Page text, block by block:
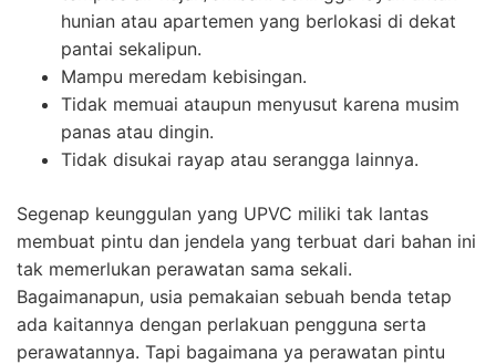
hunian atau apartemen yang berlokasi di dekat
pantai sekalipun.
Mampu meredam kebisingan.
Tidak memuai ataupun menyusut karena musim
panas atau dingin.
Tidak disukai rayap atau serangga lainnya.
Segenap keunggulan yang UPVC miliki tak lantas
membuat pintu dan jendela yang terbuat dari bahan ini
tak memerlukan perawatan sama sekali.
Bagaimanapun, usia pemakaian sebuah benda tetap
ada kaitannya dengan perlakuan pengguna serta
perawatannya. Tapi bagaimana ya perawatan pintu